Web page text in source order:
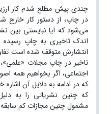
چندی پیش مطلع شدم کار
در چاپ، از دستور کار خارج
می‌شود که آیا نبایستی بین
اندک تاخیری به چاپ
انتشارش متوقف شده است
تاخیر در چاپ مجلات
اجتماعی، اگر بخواهیم همه
که در ادامه به دلایل آن
که چنین نشریاتی را به
مشمول چنین مجازات کم